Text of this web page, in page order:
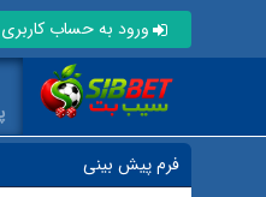
ورود به حساب کاربری
فرم پیش بینی